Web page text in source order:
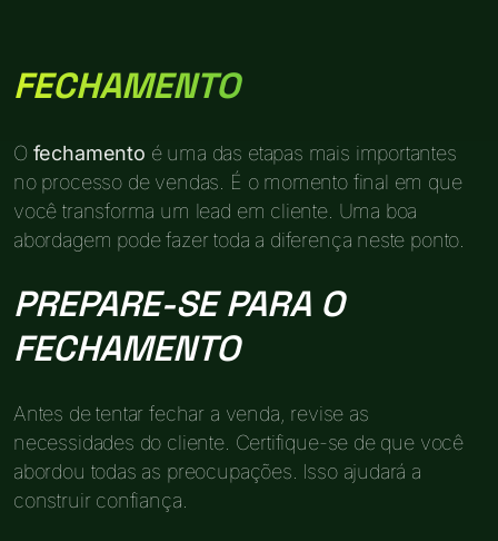
FECHAMENTO
O fechamento é uma das etapas mais importantes
no processo de vendas. É o momento final em que
você transforma um lead em cliente. Uma boa
abordagem pode fazer toda a diferença neste ponto.
PREPARE-SE PARA O
FECHAMENTO
Antes de tentar fechar a venda, revise as
necessidades do cliente. Certifique-se de que você
abordou todas as preocupações. Isso ajudará a
construir confiança.